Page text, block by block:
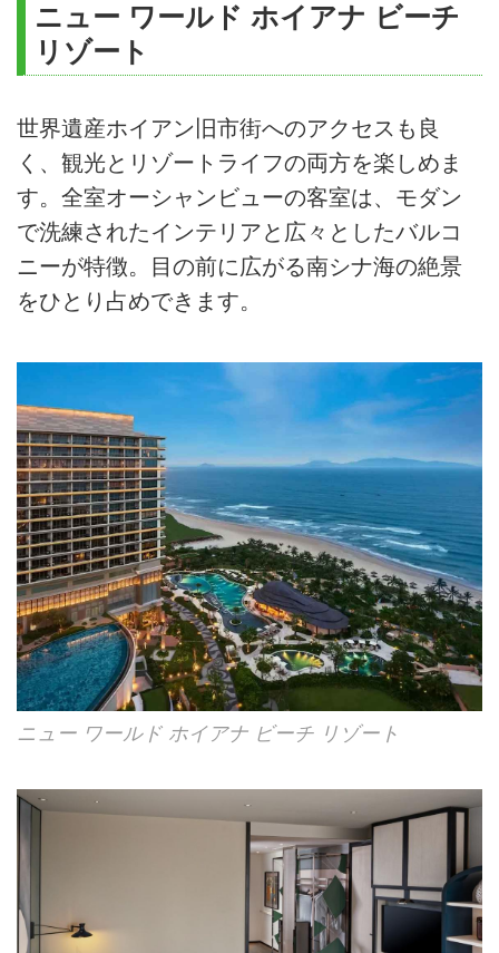
ニュー ワールド ホイアナ ビーチ
リゾート
世界遺産ホイアン旧市街へのアクセスも良
く、観光とリゾートライフの両方を楽しめま
す。全室オーシャンビューの客室は、モダン
で洗練されたインテリアと広々としたバルコ
ニーが特徴。目の前に広がる南シナ海の絶景
をひとり占めできます。
ニュー ワールド ホイアナ ビーチ リゾート